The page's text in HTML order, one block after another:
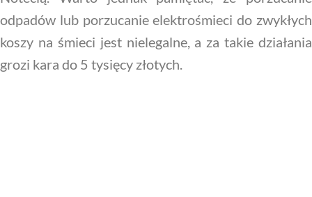
odpadów lub porzucanie elektrośmieci do zwykłych
koszy na śmieci jest nielegalne, a za takie działania
grozi kara do 5 tysięcy złotych.